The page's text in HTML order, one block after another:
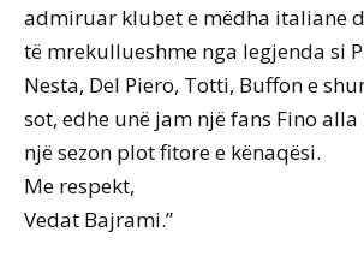
admiruar klubet e mëdha italiane
të mrekullueshme nga legjenda si
Nesta, Del Piero, Totti, Buffon e
sot, edhe unë jam një fans Fino alla
një sezon plot fitore e kënaqësi.
Me respekt,
Vedat Bajrami.”